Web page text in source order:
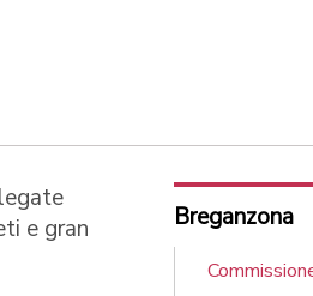
e gran
Breganzona